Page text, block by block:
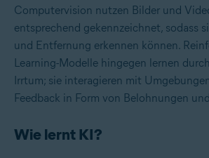
Computervision nutzen Bilder und
entsprechend gekennzeichnet, sodass
und Entfernung erkennen können.
Learning-Modelle hingegen lernen
Irrtum; sie interagieren mit
Feedback in Form von Belohnungen
Wie lernt KI?